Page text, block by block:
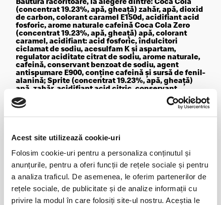
Acest site utilizează cookie-uri
Folosim cookie-uri pentru a personaliza conținutul și
anunțurile, pentru a oferi funcții de rețele sociale și pentru
a analiza traficul. De asemenea, le oferim partenerilor de
rețele sociale, de publicitate și de analize informații cu
privire la modul în care folosiți site-ul nostru. Aceștia le
(concentrat 19.23%, apă, gheaţă) zahăr, apă, dioxid
de carbon, colorant caramel E150d, acidifiant acid
fosforic, arome naturale cafeină Coca Cola Zero
(concentrat 19.23%, apă, gheaţă) apă, colorant
caramel, acidifiant: acid fosforic, îndulcitori
ciclamat de sodiu, acesulfam K şi aspartam,
regulator aciditate citrat de sodiu, arome naturale,
cafeină, conservant benzoat de sodiu, agent
antispumare E900, conţine cafeină şi sursă de fenil-
alanină; Sprite (concentrat 19.23%, apă, gheaţă)
apă, zahăr, acidifiant acid citric, conservant
benzoat de sodiu, arome naturale, corector de
aciditate citrat de sodiu, îndulcitori aspartam şi
acesulfam K conţine sursă de Fenil-alanină Fanta
(23.8% concentrat, apă, gheaţă) apă, zahăr, suc de
benzoat de sodiu, arome naturale de portocale cu
alte arome naturale, stabilizator: gumă de guar,
antioxidant acid ascorbic, colorant beta-caroten
Lipton (concentrat 12.5%, apă) apă, zahăr invert,
acidifiant : acid citric, extract de ceai 1.02%,
regulator de aciditate, citrat de trisodiu, aromă
lămâie, conservanţi: benzoat de sodiu, sorbat de
sodiu.